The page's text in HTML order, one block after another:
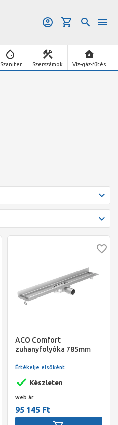
Szaniter Szerszámok Víz-gáz-fűtés
ACO Comfort
zuhanyfolyóka 785mm
kivitelben 65mm
Készleten
Értékelje elsőként
web ár
95 145 Ft